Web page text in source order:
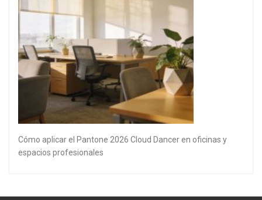
Cómo aplicar el Pantone 2026 Cloud Dancer en oficinas y
espacios profesionales